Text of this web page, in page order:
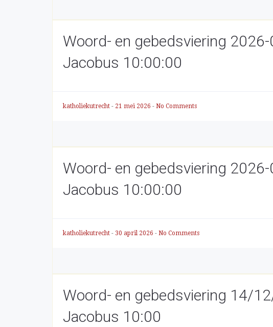
Woord- en gebedsviering
Jacobus 10:00:00
katholiekutrecht - 21 mei 2026 - No Comments
Woord- en gebedsviering
Jacobus 10:00:00
katholiekutrecht - 30 april 2026 - No Comments
Woord- en gebedsviering 14/
Jacobus 10:00